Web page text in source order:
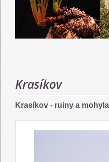
Krasíkov
Krasíkov - ruiny a